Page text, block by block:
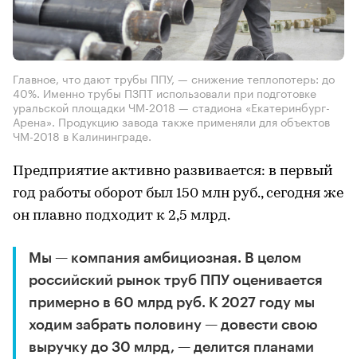
Главное, что дают трубы ППУ, — снижение теплопотерь: до
40%. Именно трубы ПЗПТ использовали при подготовке
уральской площадки ЧМ-2018 — стадиона «Екатеринбург-
Арена». Продукцию завода также применяли для объектов
ЧМ-2018 в Калининграде.
Предприятие активно развивается: в первый
год работы оборот был 150 млн руб., сегодня же
он плавно подходит к 2,5 млрд.
Мы — компания амбициозная. В целом
российский рынок труб ППУ оценивается
примерно в 60 млрд руб. К 2027 году мы
ходим забрать половину — довести свою
выручку до 30 млрд, — делится планами